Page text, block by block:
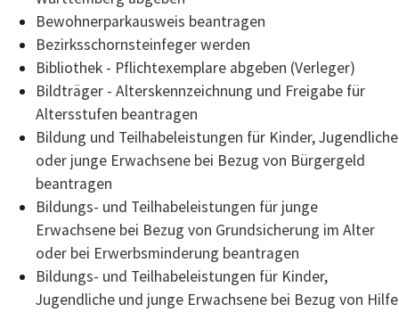
Bewohnerparkausweis beantragen
Bezirksschornsteinfeger werden
Bibliothek - Pflichtexemplare abgeben (Verleger)
Bildträger - Alterskennzeichnung und Freigabe für
Altersstufen beantragen
Bildung und Teilhabeleistungen für Kinder, Jugendliche
oder junge Erwachsene bei Bezug von Bürgergeld
beantragen
Bildungs- und Teilhabeleistungen für junge
Erwachsene bei Bezug von Grundsicherung im Alter
oder bei Erwerbsminderung beantragen
Bildungs- und Teilhabeleistungen für Kinder,
Jugendliche und junge Erwachsene bei Bezug von Hilfe